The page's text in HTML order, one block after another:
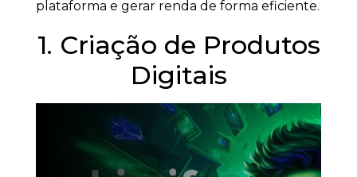
plataforma e gerar renda de forma eficiente.
1. Criação de Produtos
Digitais